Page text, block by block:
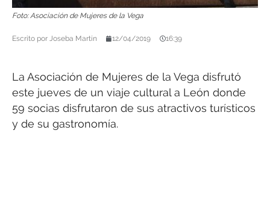
Foto: Asociación de Mujeres de la Vega
Escrito por Joseba Martín 12/04/2019 16:39
La Asociación de Mujeres de la Vega disfrutó
este jueves de un viaje cultural a León donde
59 socias disfrutaron de sus atractivos turísticos
y de su gastronomía.